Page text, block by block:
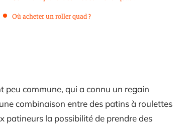
Où acheter un roller quad ?
peu commune, qui a connu un regain
combinaison entre des patins à roulettes
patineurs la possibilité de prendre des